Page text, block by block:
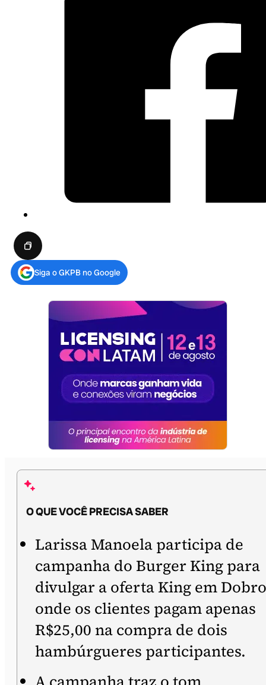
Siga o GKPB no Google
O QUE VOCÊ PRECISA SABER
Larissa Manoela participa de
campanha do Burger King para
divulgar a oferta King em
onde os clientes pagam apenas
R$25,00 na compra de dois
hambúrgueres participantes.